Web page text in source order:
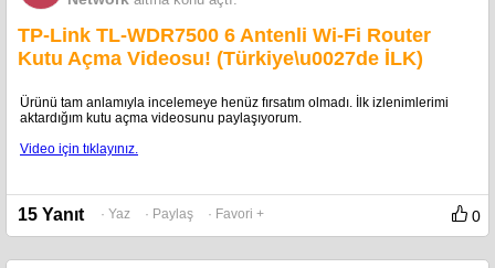
TP-Link TL-WDR7500 6 Antenli Wi-Fi Router
Kutu Açma Videosu! (Türkiye\u0027de İLK)
Ürünü tam anlamıyla incelemeye henüz fırsatım olmadı. İlk izlenimlerimi
aktardığım kutu açma videosunu paylaşıyorum.
Video için tıklayınız.
15 Yanıt · Yaz · Paylaş · Favori + 0